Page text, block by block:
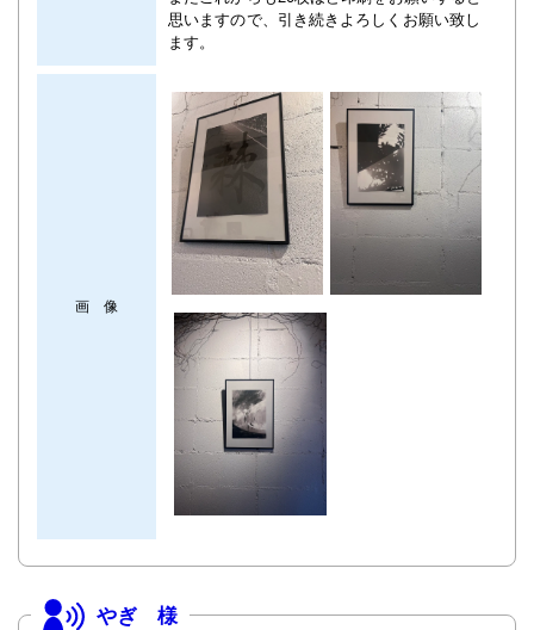
思いますので、引き続きよろしくお願い致し
ます。
画 像
やぎ 様